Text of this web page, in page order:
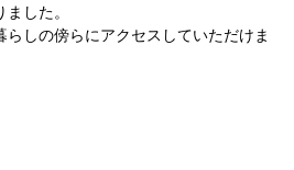
した。
らしの傍らにアクセスしていただけま